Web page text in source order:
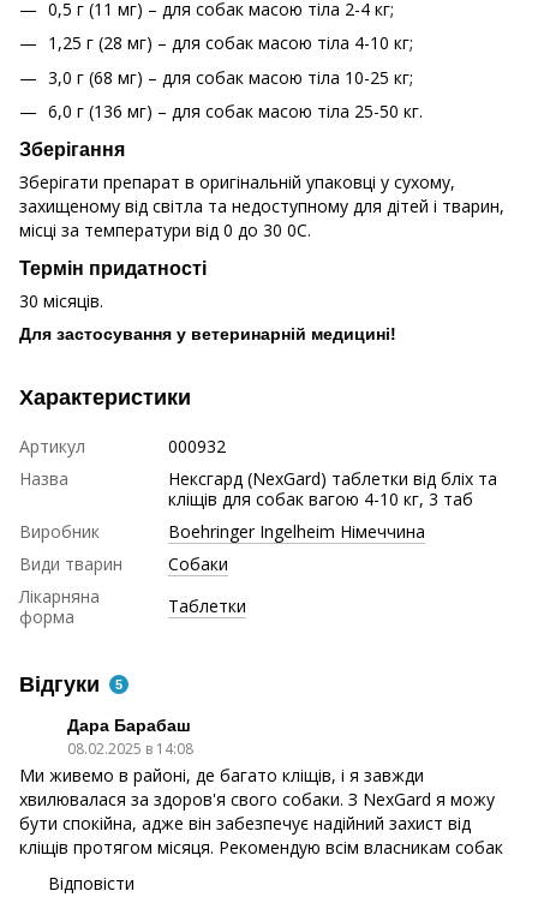
0,5 г (11 мг) – для собак масою тіла 2-4 кг;
1,25 г (28 мг) – для собак масою тіла 4-10 кг;
3,0 г (68 мг) – для собак масою тіла 10-25 кг;
6,0 г (136 мг) – для собак масою тіла 25-50 кг.
Зберігання
Зберігати препарат в оригінальній упаковці у сухому,
захищеному від світла та недоступному для дітей і тварин,
місці за температури від 0 до 30 0С.
Термін придатності
30 місяців.
Для застосування у ветеринарній медицині!
Характеристики
Артикул
000932
Назва
Нексгард (NexGard) таблетки від бліх та
кліщів для собак вагою 4-10 кг, 3 таб
Виробник
Boehringer Ingelheim Німеччина
Види тварин
Собаки
Лікарняна
форма
Таблетки
Відгуки 5
Дара Барабаш
08.02.2025 в 14:08
Ми живемо в районі, де багато кліщів, і я завжди
хвилювалася за здоров'я свого собаки. З NexGard я можу
бути спокійна, адже він забезпечує надійний захист від
кліщів протягом місяця. Рекомендую всім власникам собак
Відповісти